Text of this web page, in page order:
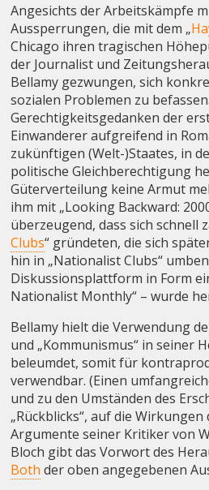
Angesichts der Arbeitskämpfe
Aussperrungen, die mit dem „
Chicago ihren tragischen
der Journalist und
Bellamy gezwungen, sich
sozialen Problemen zu
Gerechtigkeitsgedanken der
Einwanderer aufgreifend in
zukünftigen (Welt-)Staates, in
politische Gleichberechtigung
Güterverteilung keine Armut
ihm mit „Looking Backward:
überzeugend, dass sich schnell
Clubs“ gründeten, die sich
hin in „Nationalist Clubs“
Diskussionsplattform in Form
Nationalist Monthly“ – wurde
Bellamy hielt die Verwendung
und „Kommunismus“ in seiner
beleumdet, somit für
verwendbar. (Einen
und zu den Umständen des
„Rückblicks“, auf die Wirkungen
Argumente seiner Kritiker von
Bloch gibt das Vorwort des
Both der oben angegebenen